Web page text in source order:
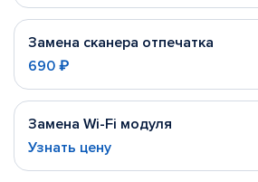
Замена сканера отпечатка
690 ₽
Замена Wi-Fi модуля
Узнать цену